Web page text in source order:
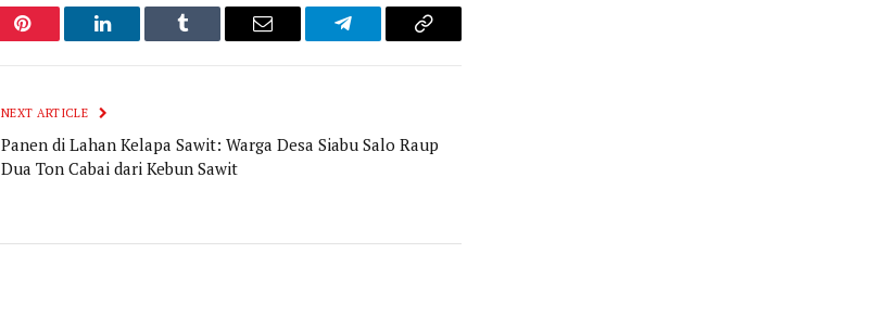
Pinterest LinkedIn Tumblr Email Telegram Copy
NEXT ARTICLE
Panen di Lahan Kelapa Sawit: Warga Desa Siabu Salo Raup
Dua Ton Cabai dari Kebun Sawit